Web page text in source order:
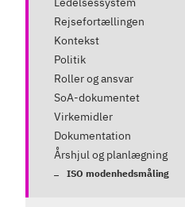
Rejsefortællingen
Kontekst
Politik
Roller og ansvar
SoA-dokumentet
Virkemidler
Dokumentation
Årshjul og planlægning
ISO modenhedsmåling